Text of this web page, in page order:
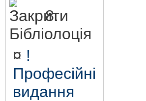
8.
Бібліолоція
¤ !
Професійні
видання